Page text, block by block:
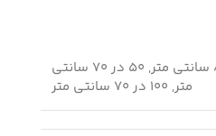
120 در 80 سانتی متر, 50 در 70 سانتی
متر, 100 در 70 سانتی متر